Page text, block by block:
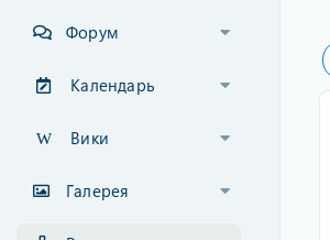
Форум
Календарь
Вики
Галерея